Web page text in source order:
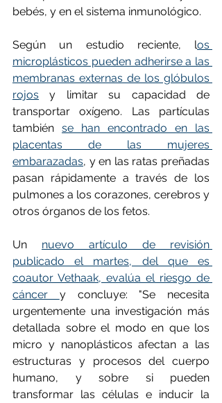
bebés, y en el sistema inmunológico.
Según un estudio reciente, los
microplásticos pueden adherirse a las
membranas externas de los glóbulos
rojos y limitar su capacidad de
transportar oxígeno. Las partículas
también se han encontrado en las
placentas de las mujeres
embarazadas, y en las ratas preñadas
pasan rápidamente a través de los
pulmones a los corazones, cerebros y
otros órganos de los fetos.
Un nuevo artículo de revisión
publicado el martes, del que es
coautor Vethaak, evalúa el riesgo de
cáncer y concluye: "Se necesita
urgentemente una investigación más
detallada sobre el modo en que los
micro y nanoplásticos afectan a las
estructuras y procesos del cuerpo
humano, y sobre si pueden
transformar las células e inducir la